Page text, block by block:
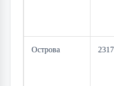
Острова 2317